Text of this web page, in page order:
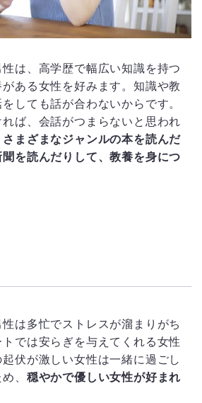
は、高学歴で幅広い知識を持つ
ある女性を好みます。知識や教
しても話が合わないからです。
ば、会話がつまらないと思われ
さまざまなジャンルの本を読んだ
を読んだりして、教養を身につ
は多忙でストレスが溜まりがち
では安らぎを与えてくれる女性
伏が激しい女性は一緒に過ごし
、 穏やかで優しい女性が好まれ